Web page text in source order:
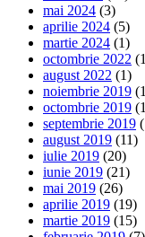
mai 2024 (3)
aprilie 2024 (5)
martie 2024 (1)
octombrie 2022
august 2022 (1)
noiembrie 2019
octombrie 2019
septembrie 2019
august 2019 (11)
iulie 2019 (20)
iunie 2019 (21)
mai 2019 (26)
aprilie 2019 (19)
martie 2019 (15)